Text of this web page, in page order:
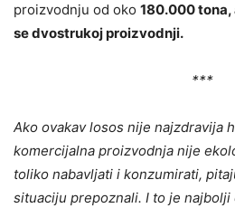
proizvodnju od oko 180.000 tona,
se dvostrukoj proizvodnji.
***
Ako ovakav losos nije najzdravija
komercijalna proizvodnja nije
toliko nabavljati i konzumirati,
situaciju prepoznali. I to je